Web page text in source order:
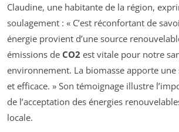
Claudine, une habitante de la région,
soulagement : « C’est réconfortant de
énergie provient d’une source
émissions de CO2 est vitale pour notre
environnement. La biomasse apporte
et efficace. » Son témoignage illustre
de l’acceptation des énergies
locale.